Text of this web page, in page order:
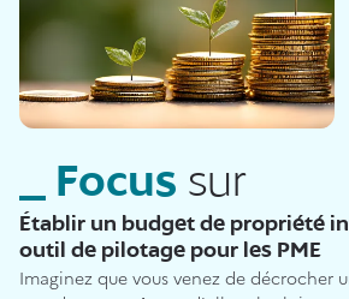
Focus sur
Établir un budget de propriété
outil de pilotage pour les PME
Imaginez que vous venez de décrocher